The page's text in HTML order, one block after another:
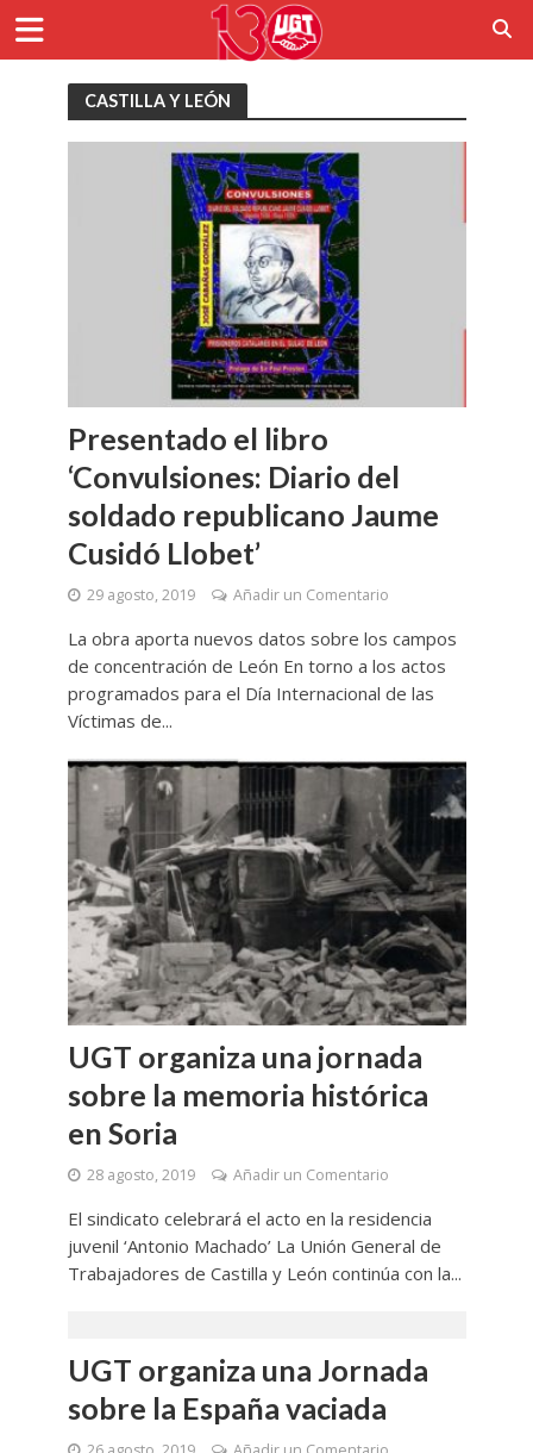
CASTILLA Y LEÓN
Presentado el libro
‘Convulsiones: Diario del
soldado republicano Jaume
Cusidó Llobet’
29 agosto, 2019 Añadir un Comentario
La obra aporta nuevos datos sobre los campos
de concentración de León En torno a los actos
programados para el Día Internacional de las
Víctimas de...
UGT organiza una jornada
sobre la memoria histórica
en Soria
28 agosto, 2019 Añadir un Comentario
El sindicato celebrará el acto en la residencia
juvenil ‘Antonio Machado’ La Unión General de
Trabajadores de Castilla y León continúa con la...
UGT organiza una Jornada
sobre la España vaciada